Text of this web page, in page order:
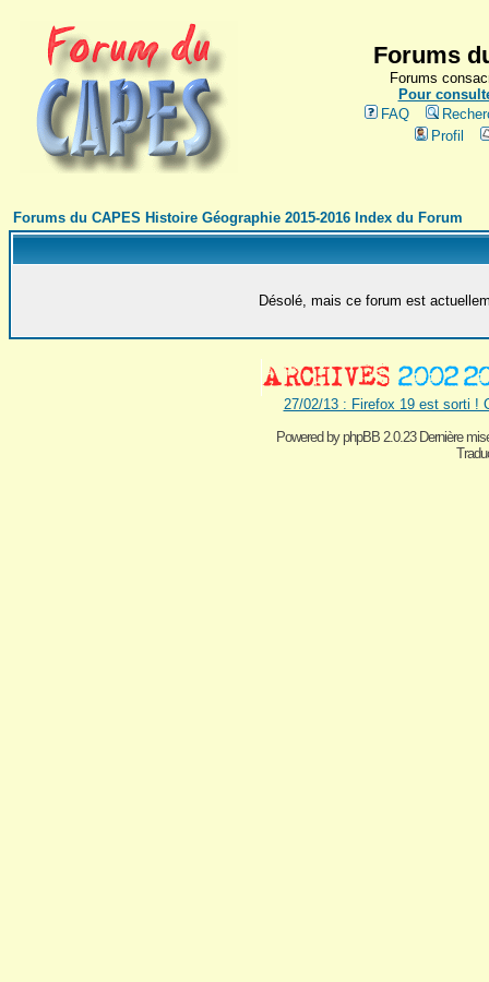
Forums
Forums
Pour
FAQ
Profil
Forums du CAPES Histoire Géographie 2015-2016 Index du Forum
Désolé, mais ce forum est
27/02/13 : Firefox 19 est sorti !
Powered byphpBB 2.0.23 Dernière